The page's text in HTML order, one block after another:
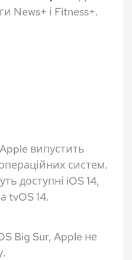
News+ і Fitness+.
випустить
систем.
доступні iOS 14,
tvOS 14.
Big Sur, Apple не